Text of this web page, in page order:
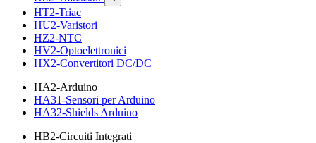
HT2-Triac
HU2-Varistori
HZ2-NTC
HV2-Optoelettronici
HX2-Convertitori DC/DC
HA2-Arduino
HA31-Sensori per Arduino
HA32-Shields Arduino
HB2-Circuiti Integrati